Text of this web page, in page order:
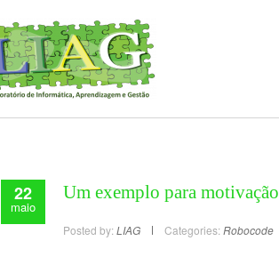
22
maio
Um exemplo para motivação
Posted by: LIAG Categories: Robocode